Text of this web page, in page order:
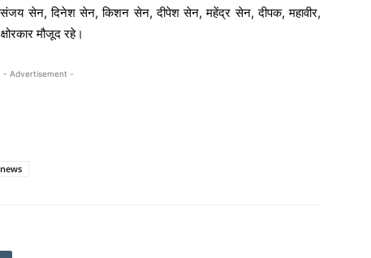
सेन, दिनेश सेन, किशन सेन, दीपेश सेन, महेंद्र सेन, दीपक, महावीर,
मौजूद रहे।
- Advertisement -